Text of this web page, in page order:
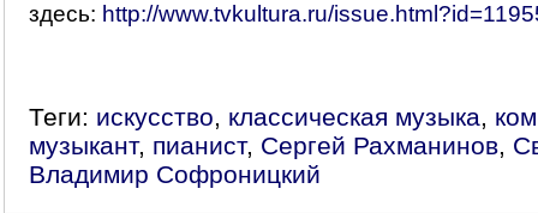
здесь: http://www.tvkultura.ru/
Теги: искусство, классическая музыка,
музыкант, пианист, Сергей Рахманинов,
Владимир Софроницкий